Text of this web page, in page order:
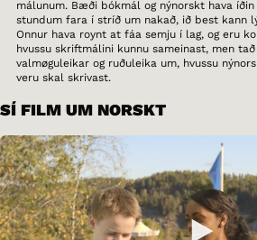
málunum. Bæði bókmál og nýnorskt hava
stundum fara í stríð um nakað, ið best kann
Onnur hava roynt at fáa semju í lag, og eru
hvussu skriftmálini kunnu sameinast, men
valmøguleikar og ruðuleika um, hvussu
veru skal skrivast.
SÍ FILM UM NORSKT